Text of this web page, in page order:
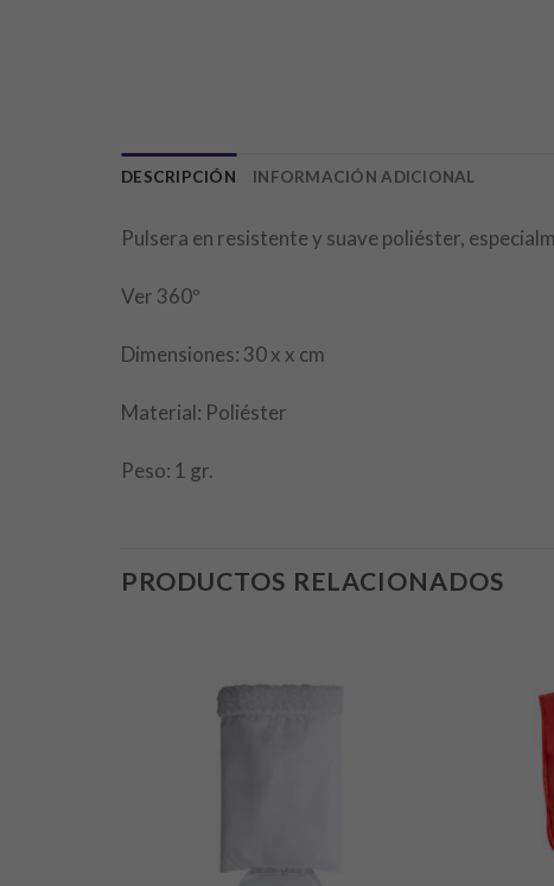
DESCRIPCIÓN INFORMACIÓN ADICIONAL
Pulsera en resistente y suave poliéster,
Ver 360º
Dimensiones: 30 x x cm
Material: Poliéster
Peso: 1 gr.
PRODUCTOS RELACIONADOS